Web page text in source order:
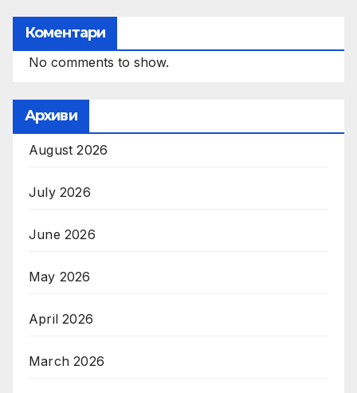
Коментари
No comments to show.
Архиви
August 2026
July 2026
June 2026
May 2026
April 2026
March 2026